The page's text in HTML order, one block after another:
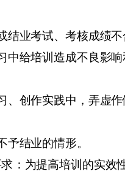
结业考试、考核成绩不
中给培训造成不良影
、创作实践中，弄虚
予结业的情形。
：为提高培训的实效